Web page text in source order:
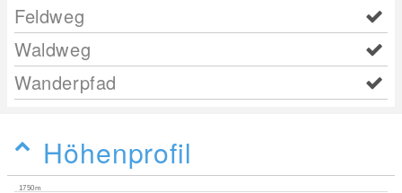
Feldweg
Waldweg
Wanderpfad
Höhenprofil
1750m